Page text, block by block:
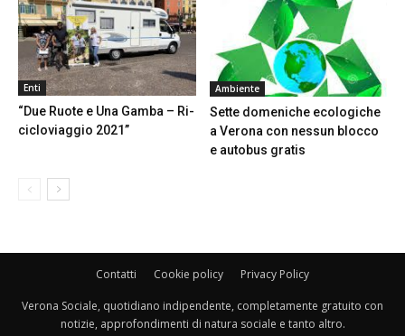
Enti
“Due Ruote e Una Gamba – Ri-
cicloviaggio 2021”
Ambiente
Sette domeniche ecologiche
a Verona con nessun blocco
e autobus gratis
Contatti Cookie policy Privacy Policy
Verona Sociale, quotidiano indipendente, completamente gratuito con
notizie, approfondimenti di natura sociale e tanto altro.